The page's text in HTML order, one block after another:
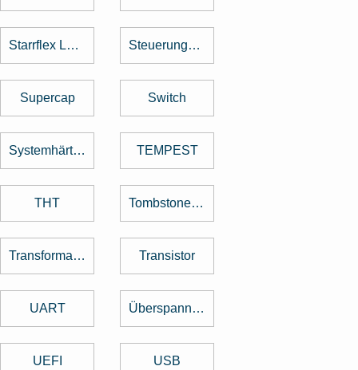
Starrflex Leiterplatten Steuerungstechnik
Supercap Switch
Systemhärtung TEMPEST
THT Tombstone Effekt
Transformator Transistor
UART Überspannungsschutz
UEFI USB